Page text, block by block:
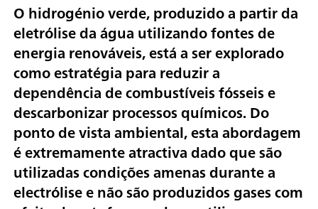
O hidrogénio verde, produzido a partir da
eletrólise da água utilizando fontes de
energia renováveis, está a ser explorado
como estratégia para reduzir a
dependência de combustíveis fósseis e
descarbonizar processos químicos. Do
ponto de vista ambiental, esta abordagem
é extremamente atractiva dado que são
utilizadas condições amenas durante a
electrólise e não são produzidos gases com